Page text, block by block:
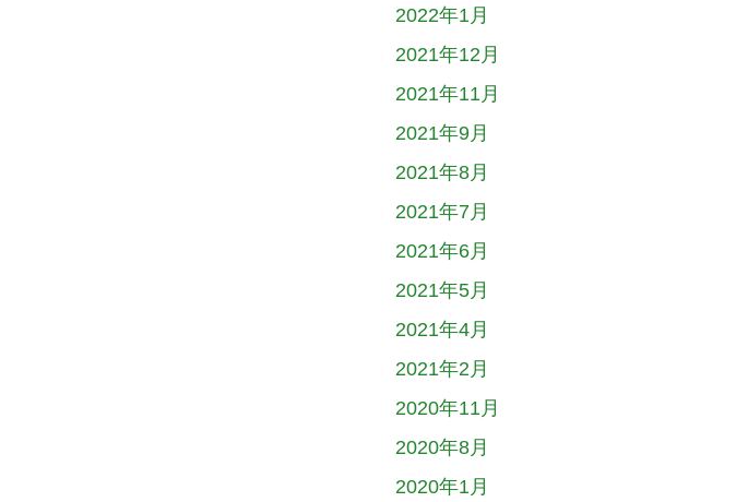
2022年1月
2021年12月
2021年11月
2021年9月
2021年8月
2021年7月
2021年6月
2021年5月
2021年4月
2021年2月
2020年11月
2020年8月
2020年1月